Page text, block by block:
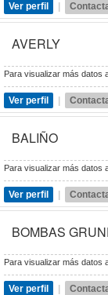
Ver perfil
AVERLY
Para visualizar más datos
Ver perfil
BALIÑO
Para visualizar más datos
Ver perfil
BOMBAS
Para visualizar más datos
Ver perfil